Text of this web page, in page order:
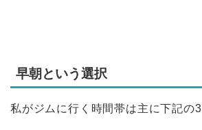
早朝という選択
私がジムに行く時間帯は主に下記の3